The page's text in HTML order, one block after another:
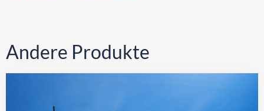
Andere Produkte